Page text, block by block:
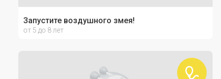
Запустите воздушного змея!
от 5 до 8 лет